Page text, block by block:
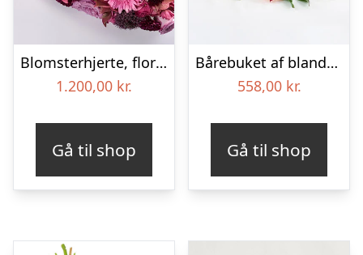
Blomsterhjerte, floristens valg – Blomster til begravelse
1.200,00 kr.
Gå til shop
Bårebuket af blandede blomster – Blomster til begravelse
558,00 kr.
Gå til shop